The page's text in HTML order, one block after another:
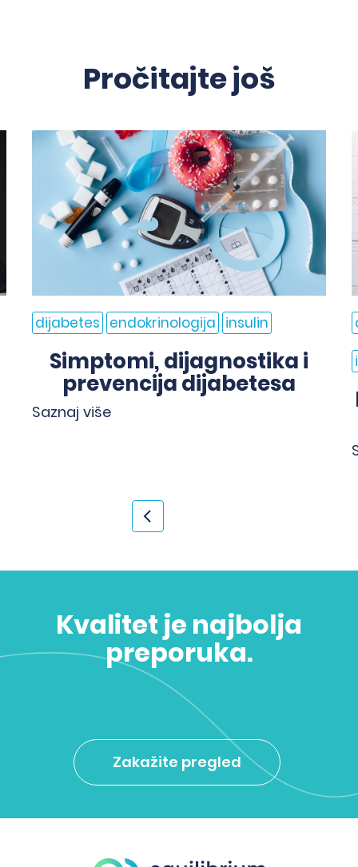
Pročitajte još
<
dijabetes endokrinologija insulin
Simptomi, dijagnostika i
prevencija dijabetesa
Saznaj više
Kvalitet je najbolja
preporuka.
Zakažite pregled